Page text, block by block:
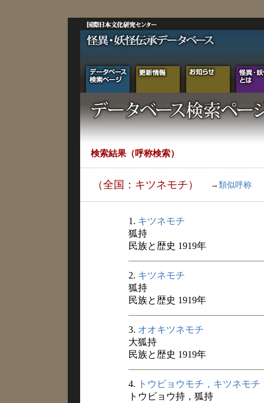
検索結果（呼称検索）
（全国：キツネモチ） → 類似呼称
1. キツネモチ
狐持
民族と歴史 1919年
2. キツネモチ
狐持
民族と歴史 1919年
3. オオキツネモチ
大狐持
民族と歴史 1919年
4.
トウビョウモチ，キツネモチ
トウビョウ持，狐持